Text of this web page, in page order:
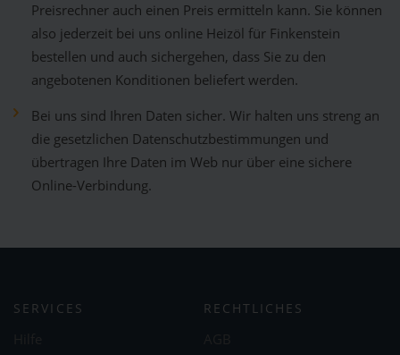
Preisrechner auch einen Preis ermitteln kann. Sie können
also jederzeit bei uns online Heizöl für Finkenstein
bestellen und auch sichergehen, dass Sie zu den
angebotenen Konditionen beliefert werden.
Bei uns sind Ihren Daten sicher. Wir halten uns streng an
die gesetzlichen Datenschutzbestimmungen und
übertragen Ihre Daten im Web nur über eine sichere
Online-Verbindung.
SERVICES RECHTLICHES